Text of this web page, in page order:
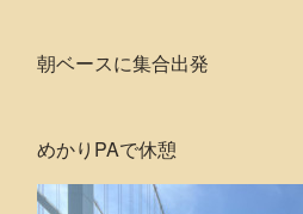
朝ベースに集合出発
めかりPAで休憩